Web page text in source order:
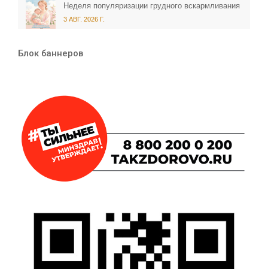
Неделя популяризации грудного вскармливания
3 АВГ. 2026 Г.
Блок баннеров